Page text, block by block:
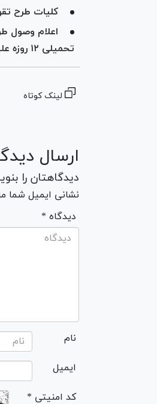
کلیات طرح
اعلام وصول
تحمیلی ۱۲ روزه علیه ایران
لینک کوتاه
ارسال
دیدگاهتان را
نشانی ایمیل شما
* دیدگاه
نام
ایمیل
* کد امنیتی